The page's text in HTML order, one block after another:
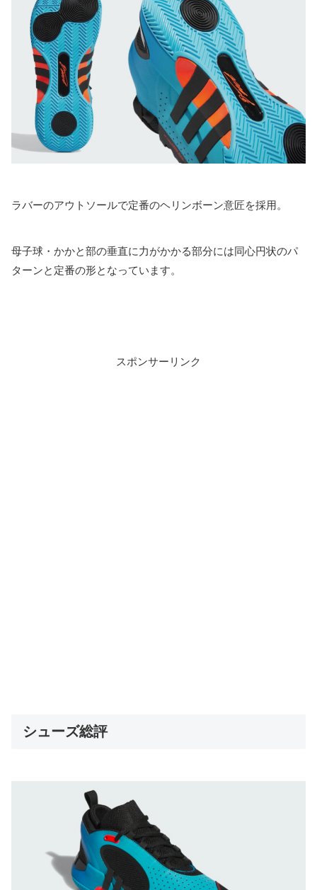
ラバーのアウトソールで定番のヘリンボーン意匠を採用。
母子球・かかと部の垂直に力がかかる部分には同心円状のパ
ターンと定番の形となっています。
スポンサーリンク
シューズ総評